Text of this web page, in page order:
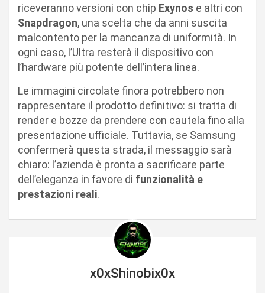
riceveranno versioni con chip Exynos e altri con
Snapdragon, una scelta che da anni suscita
malcontento per la mancanza di uniformità. In
ogni caso, l’Ultra resterà il dispositivo con
l’hardware più potente dell’intera linea.
Le immagini circolate finora potrebbero non
rappresentare il prodotto definitivo: si tratta di
render e bozze da prendere con cautela fino alla
presentazione ufficiale. Tuttavia, se Samsung
confermerà questa strada, il messaggio sarà
chiaro: l’azienda è pronta a sacrificare parte
dell’eleganza in favore di funzionalità e
prestazioni reali.
x0xShinobix0x